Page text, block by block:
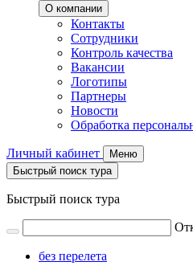
О компании
Контакты
Сотрудники
Контроль качества
Вакансии
Логотипы
Партнеры
Новости
Обработка
Личный кабинет
Меню
Быстрый поиск тура
Быстрый поиск тура
без перелета